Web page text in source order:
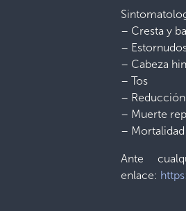
– Cresta y
–
– Cabeza
– Tos
–
– Muerte
–
Ante
enlace: